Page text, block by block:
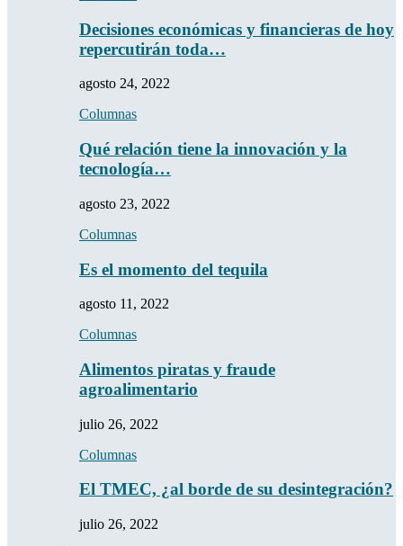
Decisiones económicas y financieras de hoy
repercutirán toda…
agosto 24, 2022
Columnas
Qué relación tiene la innovación y la
tecnología…
agosto 23, 2022
Columnas
Es el momento del tequila
agosto 11, 2022
Columnas
Alimentos piratas y fraude
agroalimentario
julio 26, 2022
Columnas
El TMEC, ¿al borde de su desintegración?
julio 26, 2022